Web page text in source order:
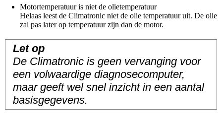
Motortemperatuur is niet de olietemperatuur
Helaas leest de Climatronic niet de olie temperatuur uit. De olie
zal pas later op temperatuur zijn dan de motor.
Let op
De Climatronic is geen vervanging voor
een volwaardige diagnosecomputer,
maar geeft wel snel inzicht in een aantal
basisgegevens.